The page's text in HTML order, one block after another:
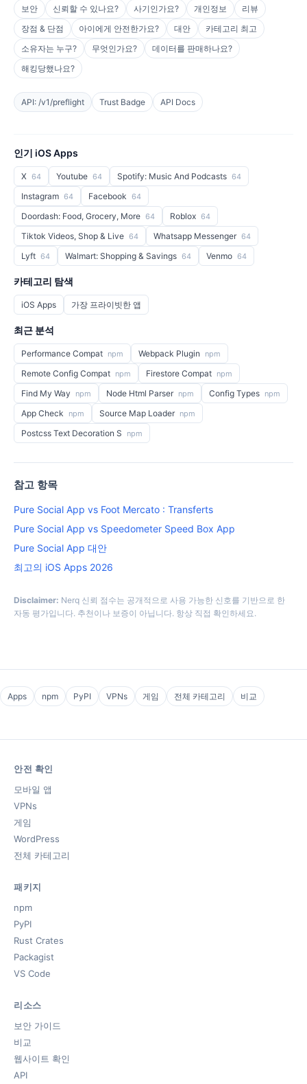
보안 신뢰할 수 있나요? 사기인가요? 개인정보
리뷰
장점 & 단점
아이에게 안전한가요? 대안
카테고리 최고
소유자는 누구?
무엇인가요?
데이터를 판매하나요?
해킹당했나요?
API: /v1/preflight Trust Badge API Docs
인기 iOS Apps
X 64 Youtube 64 Spotify: Music And Podcasts 64
Instagram 64 Facebook 64
Doordash: Food, Grocery, More 64 Roblox 64
Tiktok Videos, Shop & Live 64 Whatsapp Messenger 64
Lyft 64 Walmart: Shopping & Savings 64 Venmo 64
카테고리 탐색
iOS Apps 가장 프라이빗한 앱
최근 분석
Performance Compat npm Webpack Plugin npm
Remote Config Compat npm Firestore Compat npm
Find My Way npm Node Html Parser npm Config Types npm
App Check npm Source Map Loader npm
Postcss Text Decoration S npm
참고 항목
Pure Social App vs Foot Mercato : Transferts
Pure Social App vs Speedometer Speed Box App
Pure Social App 대안
최고의 iOS Apps 2026
Disclaimer: Nerq 신뢰 점수는 공개적으로 사용 가능한 신호를 기반으로 한
자동 평가입니다. 추천이나 보증이 아닙니다. 항상 직접 확인하세요.
Apps npm PyPI VPNs 게임 전체 카테고리 비교
안전 확인
모바일 앱
VPNs
게임
WordPress
전체 카테고리
패키지
npm
PyPI
Rust Crates
Packagist
VS Code
리소스
보안 가이드
비교
웹사이트 확인
API